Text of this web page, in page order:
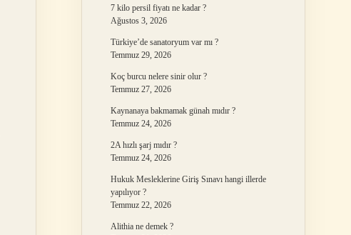
7 kilo persil fiyatı ne kadar ?
Ağustos 3, 2026
Türkiye’de sanatoryum var mı ?
Temmuz 29, 2026
Koç burcu nelere sinir olur ?
Temmuz 27, 2026
Kaynanaya bakmamak günah mıdır ?
Temmuz 24, 2026
2A hızlı şarj mıdır ?
Temmuz 24, 2026
Hukuk Mesleklerine Giriş Sınavı hangi illerde
yapılıyor ?
Temmuz 22, 2026
Alithia ne demek ?